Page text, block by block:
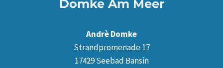
Domke Am Meer
Andrè Domke
Strandpromenade 17
17429 Seebad Bansin